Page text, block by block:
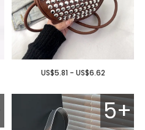
US$5.81 - US$6.62
5+